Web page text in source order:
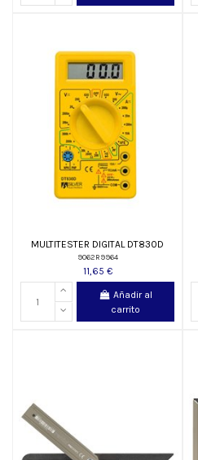
MULTITESTER DIGITAL DT830D
9062R9964
11,65 €
Añadir al
carrito